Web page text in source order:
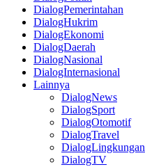
DialogPemerintahan
DialogHukrim
DialogEkonomi
DialogDaerah
DialogNasional
DialogInternasional
Lainnya
DialogNews
DialogSport
DialogOtomotif
DialogTravel
DialogLingkungan
DialogTV